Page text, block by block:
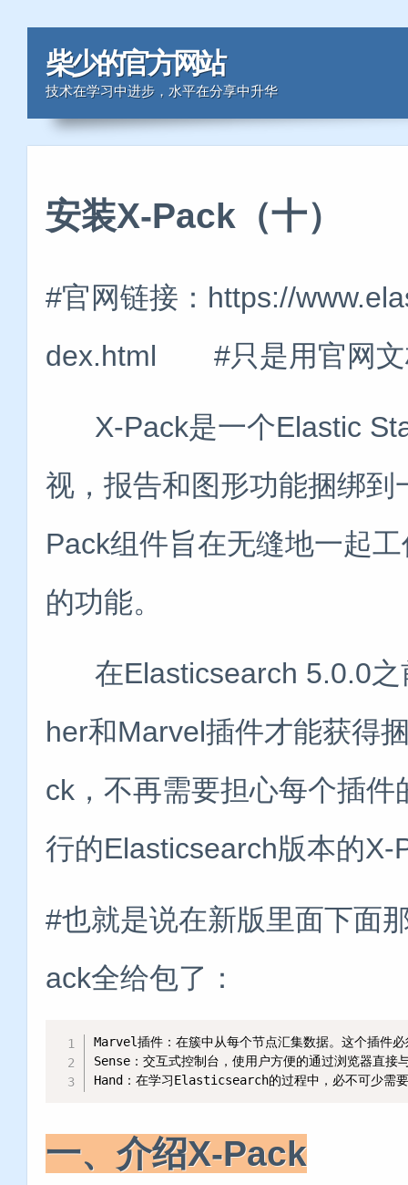
柴少的官方网站
技术在学习中进步，水平在分享中升华
安装X-Pack（十）
#官网链接：https://
dex.html #只是用官网文
X-Pack是一个Elastic
视，报告和图形功能捆绑
Pack组件旨在无缝地一起
的功能。
在Elasticsearch 5.0.0之
her和Marvel插件才能获得
ck，不再需要担心每个插
行的Elasticsearch版本的X-
#也就是说在新版里面下面
ack全给包了：
Marvel插件：在簇中从每个节点汇集数据。这个插件
Sense：交互式控制台，使用户方便的通过浏览器直
Hand：在学习Elasticsearch的过程中，必不可少需
一、介绍X-Pack